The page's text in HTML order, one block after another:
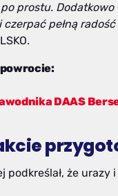
prostu.
pełną
DAAS
podkreślał, że